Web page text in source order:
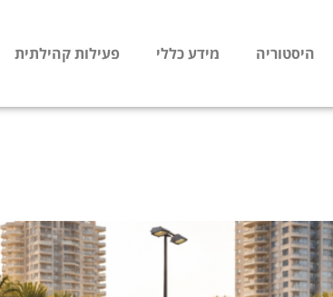
היסטוריה מידע כללי פעילות קהילתית